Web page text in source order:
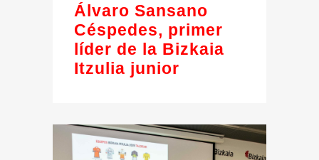
Álvaro Sansano
Céspedes, primer
líder de la Bizkaia
Itzulia junior